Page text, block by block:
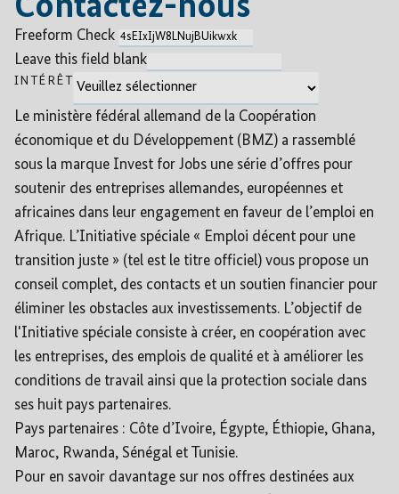
Contactez-nous
Freeform Check
Leave this field blank
INTÉRÊT
Le ministère fédéral allemand de la Coopération
économique et du Développement (BMZ) a rassemblé
sous la marque Invest for Jobs une série d’offres pour
soutenir des entreprises allemandes, européennes et
africaines dans leur engagement en faveur de l’emploi en
Afrique. L’Initiative spéciale « Emploi décent pour une
transition juste » (tel est le titre officiel) vous propose un
conseil complet, des contacts et un soutien financier pour
éliminer les obstacles aux investissements. L’objectif de
l'Initiative spéciale consiste à créer, en coopération avec
les entreprises, des emplois de qualité et à améliorer les
conditions de travail ainsi que la protection sociale dans
ses huit pays partenaires.
Pays partenaires : Côte d’Ivoire, Égypte, Éthiopie, Ghana,
Maroc, Rwanda, Sénégal et Tunisie.
Pour en savoir davantage sur nos offres destinées aux